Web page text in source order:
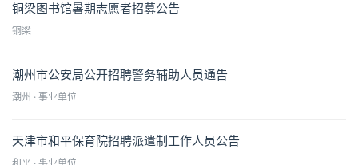
铜梁图书馆暑期志愿者招募公告
铜梁
潮州市公安局公开招聘警务辅助人员通告
潮州 · 事业单位
天津市和平保育院招聘派遣制工作人员公告